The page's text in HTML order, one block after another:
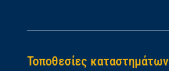
Τοποθεσίες καταστημάτων